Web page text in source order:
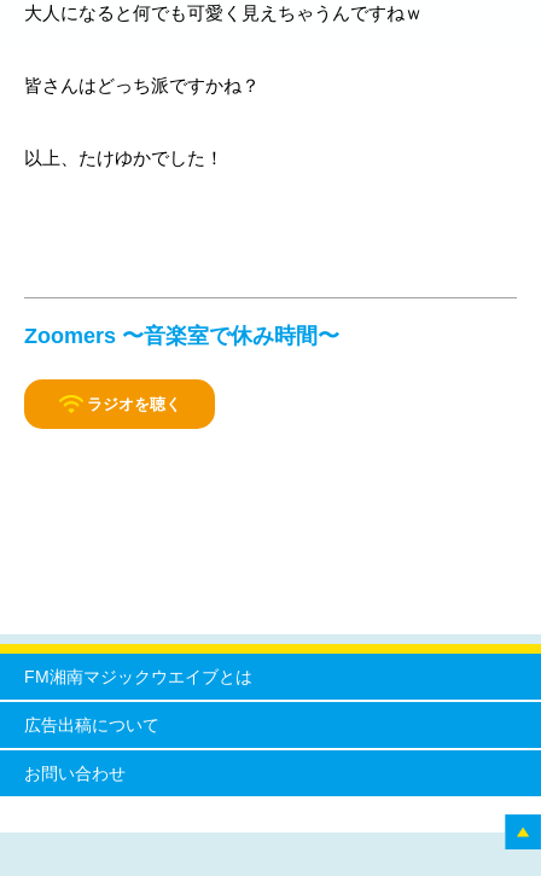
大人になると何でも可愛く見えちゃうんですねｗ
皆さんはどっち派ですかね？
以上、たけゆかでした！
Zoomers 〜音楽室で休み時間〜
ラジオを聴く
FM湘南マジックウエイブとは
広告出稿について
お問い合わせ